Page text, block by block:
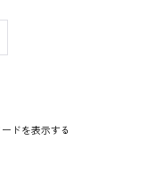
ドを表示する